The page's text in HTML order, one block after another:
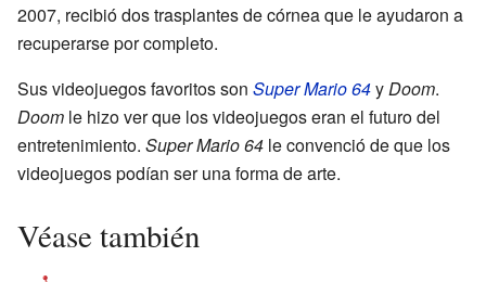
2007, recibió dos trasplantes de córnea que le ayudaron a
recuperarse por completo.
Sus videojuegos favoritos son Super Mario 64yDoom.
Doom le hizo ver que los videojuegos eran el futuro del
entretenimiento. Super Mario 64 le convenció de que los
videojuegos podían ser una forma de arte.
Véase también